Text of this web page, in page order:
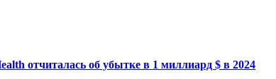
отчиталась об убытке в 1 миллиард $ в 2024